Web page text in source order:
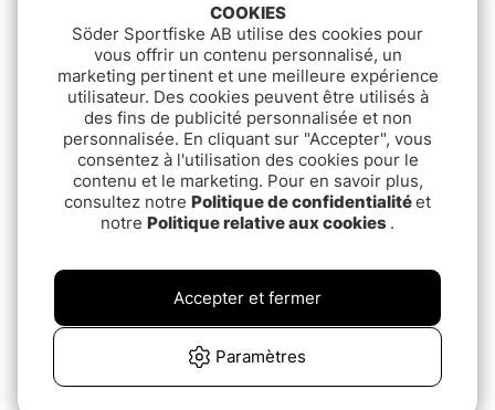
Great Deal!
Patagonia M's Synch
Jacket Pond Green
€69.90 €139
Great Deal!
Note: (3)5.0 sur 5
Patagonia M's Synch
Jacket SMSB
€69.90 €139
COOKIES
Söder Sportfiske AB utilise des cookies pour
vous offrir un contenu personnalisé, un
marketing pertinent et une meilleure expérience
utilisateur. Des cookies peuvent être utilisés à
des fins de publicité personnalisée et non
personnalisée. En cliquant sur "Accepter", vous
consentez à l'utilisation des cookies pour le
contenu et le marketing. Pour en savoir plus,
consultez notre Politique de confidentialitéet
notre Politique relative aux cookies .
Paramètres
Accepter et fermer